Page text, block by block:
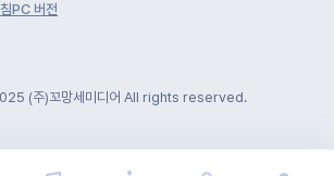
PC 버전
(주)꼬망세미디어 All rights reserved.